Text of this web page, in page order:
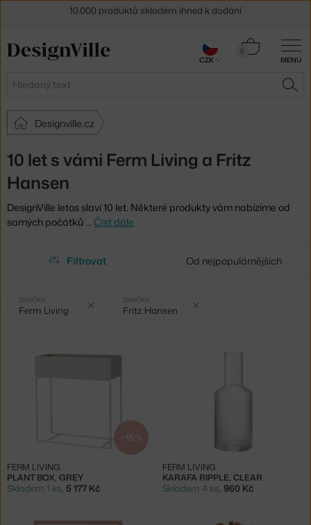
MENU
Hledat
0
Košík
Designville.cz
10 let s vámi Ferm Living a Fritz
Hansen
DesignVille letos slaví 10 let. Některé produkty vám nabízíme od
samých počátků … Číst dále
Filtrovat Od nejpopulárnějších
Vybrané
filtry:
ZNAČKA
Ferm Living
ZNAČKA
Fritz Hansen
−15 %
PLANT BOX, GREY
FERM LIVING
Skladem 1 ks 5 177 Kč
KARAFA RIPPLE, CLEAR
FERM LIVING
Skladem 4 ks 960 Kč
30 dní na vrácení zbožíCZK